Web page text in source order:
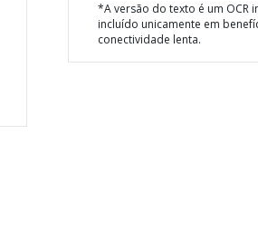
*A versão do texto é um OCR
incluído unicamente em
conectividade lenta.